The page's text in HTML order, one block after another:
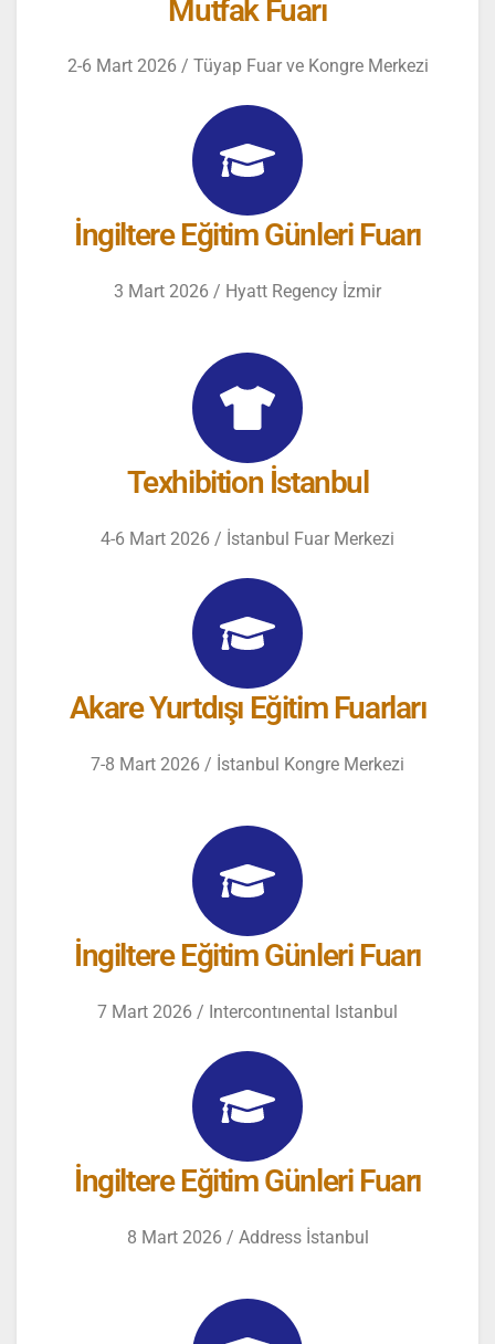
Mutfak Fuarı
2-6 Mart 2026 / Tüyap Fuar ve Kongre Merkezi
İngiltere Eğitim Günleri Fuarı
3 Mart 2026 / Hyatt Regency İzmir
Texhibition İstanbul
4-6 Mart 2026 / İstanbul Fuar Merkezi
Akare Yurtdışı Eğitim Fuarları
7-8 Mart 2026 / İstanbul Kongre Merkezi
İngiltere Eğitim Günleri Fuarı
7 Mart 2026 / Intercontınental Istanbul
İngiltere Eğitim Günleri Fuarı
8 Mart 2026 / Address İstanbul